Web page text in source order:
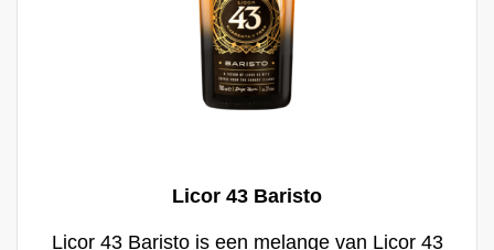
Licor 43 Baristo
Licor 43 Baristo is een melange van Licor 43